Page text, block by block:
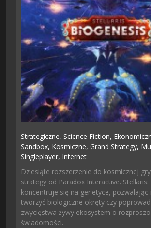
Strategiczne,Science Fiction,
Sandbox, Kosmiczne, Grand Strategy,
Singleplayer, Internet
Dziesiąte rozszerzenie do kosmicznej
strategy od Paradox Interactive. Stellaris:
koncentruje się na genetyce, pozwalając
tworzyć biologiczne okręty czy
zwycięstwa żywy ekosystem o
świadomości.